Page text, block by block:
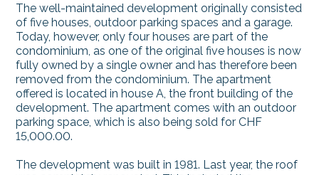
The well-maintained development originally consisted
of five houses, outdoor parking spaces and a garage.
Today, however, only four houses are part of the
condominium, as one of the original five houses is now
fully owned by a single owner and has therefore been
removed from the condominium. The apartment
offered is located in house A, the front building of the
development. The apartment comes with an outdoor
parking space, which is also being sold for CHF
15,000.00.
The development was built in 1981. Last year, the roof